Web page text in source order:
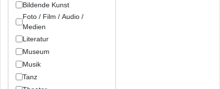
Bildende Kunst
Foto / Film / Audio /
Medien
Literatur
Museum
Musik
Tanz